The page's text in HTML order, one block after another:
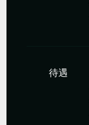
待遇